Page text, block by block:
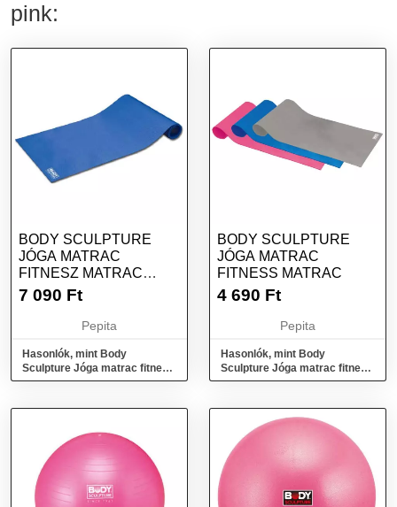
pink:
BODY SCULPTURE
JÓGA MATRAC
FITNESZ MATRAC
HORDOZÓ PÁNTTAL
7 090 Ft
Pepita
Hasonlók, mint Body
Sculpture Jóga matrac fitnesz
matrac hordozó pánttal kék
BODY SCULPTURE
JÓGA MATRAC
FITNESS MATRAC
4 690 Ft
Pepita
Hasonlók, mint Body
Sculpture Jóga matrac fitness
matrac